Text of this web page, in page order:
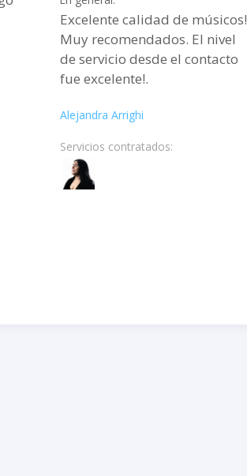
Excelente calidad de músicos!
Muy recomendados. El nivel
de servicio desde el contacto
fue excelente!.
Alejandra Arrighi
Servicios contratados: